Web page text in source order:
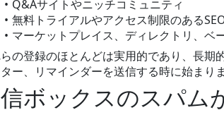
Q&Aサイトやニッチコミュニティ
無料トライアルやアクセス制限のある
マーケットプレイス、ディレクトリ、ベ
の登録のほとんどは実用的であり、長
ー、リマインダーを送信する時に始まりま
ボックスのスパム